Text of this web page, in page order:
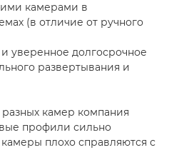
камерами в
(в отличие от ручного
уверенное долгосрочное
развертывания и
камер компания
профили сильно
плохо справляются с